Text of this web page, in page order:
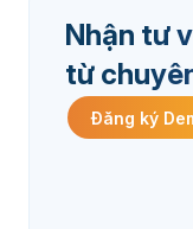
Nhận tư
từ
Đăng ký